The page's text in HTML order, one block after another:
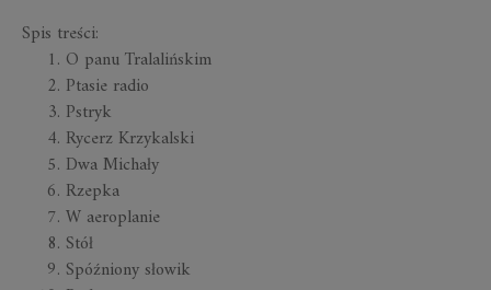
Spis treści:
O panu Tralalińskim
Ptasie radio
Pstryk
Rycerz Krzykalski
Dwa Michały
Rzepka
W aeroplanie
Stół
Spóźniony słowik